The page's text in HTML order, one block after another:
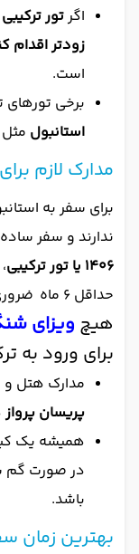
اگرتور ترکیبی
زودتر اقدام
است.
برخی تورهای
استانبول
مدارک لازم
برای سفر به
ندارند و سفر
1406 یا تور ترکیبی
حداقل 6 ماه ضروری است.
هیچ ویزای
برای ورود به
مدارک هتل و
پریسان پرواز
همیشه یک
در صورت گم
باشد.
بهترین زمان